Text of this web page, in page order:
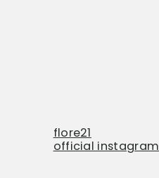
flore21
official instagram